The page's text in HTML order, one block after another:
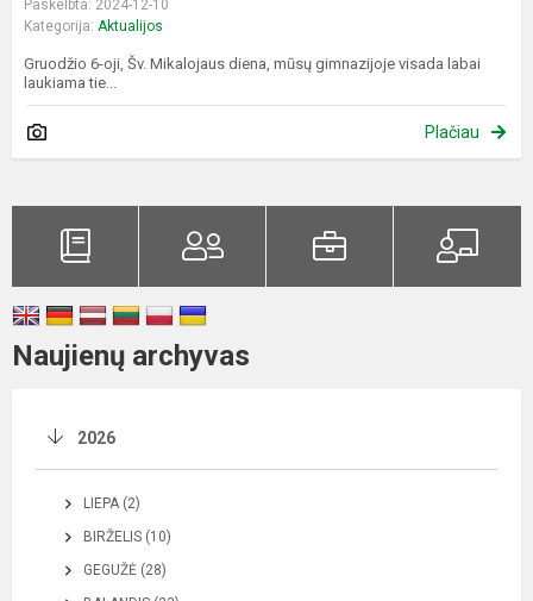
Paskelbta: 2024-12-10
Kategorija: Aktualijos
Gruodžio 6-oji, Šv. Mikalojaus diena, mūsų gimnazijoje visada labai
laukiama tie...
Plačiau
Naujienų archyvas
2026
LIEPA (2)
BIRŽELIS (10)
GEGUŽĖ (28)